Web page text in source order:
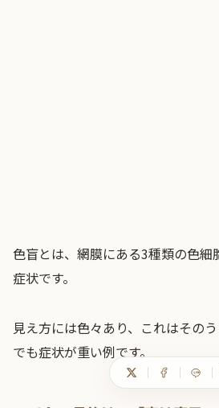
色盲とは、網膜にある3種類の色細
症状です。
見え方には色々あり、これはその
でも症状が重い例です。